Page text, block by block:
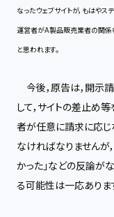
なったウェブサイトが，もはや
運営者がA製品販売業者の関係
と思われます。
今後，原告は，開示
して，サイトの差止め
者が任意に請求に応じ
なければなりませんが
かった」などの反論が
る可能性は一応ありま